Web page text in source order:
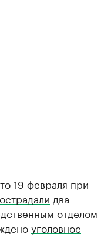
19 февраля при
два
отделом
уголовное